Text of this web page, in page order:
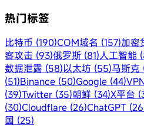
热门标签
比特币 (190)COM域名 (157)加密
客攻击 (93)俄罗斯 (81)人工智能
数据泄露 (58)以太坊 (55)马斯克
(51)Binance (50)Google (44)
(39)Twitter (35)朝鲜 (34)X平台
(30)Cloudflare (26)ChatGPT
国 (25)